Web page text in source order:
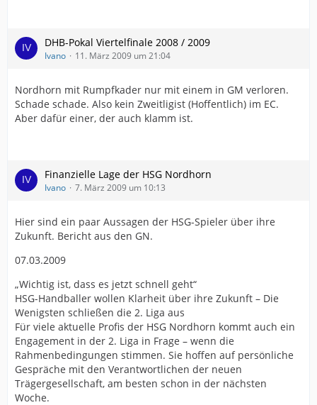
DHB-Pokal Viertelfinale 2008 / 2009
Ivano 11. März 2009 um 21:04
Nordhorn mit Rumpfkader nur mit einem in GM verloren.
Schade schade. Also kein Zweitligist (Hoffentlich) im EC.
Aber dafür einer, der auch klamm ist.
Finanzielle Lage der HSG Nordhorn
Ivano 7. März 2009 um 10:13
Hier sind ein paar Aussagen der HSG-Spieler über ihre
Zukunft. Bericht aus den GN.
07.03.2009
„Wichtig ist, dass es jetzt schnell geht“
HSG-Handballer wollen Klarheit über ihre Zukunft – Die
Wenigsten schließen die 2. Liga aus
Für viele aktuelle Profis der HSG Nordhorn kommt auch ein
Engagement in der 2. Liga in Frage – wenn die
Rahmenbedingungen stimmen. Sie hoffen auf persönliche
Gespräche mit den Verantwortlichen der neuen
Trägergesellschaft, am besten schon in der nächsten
Woche.